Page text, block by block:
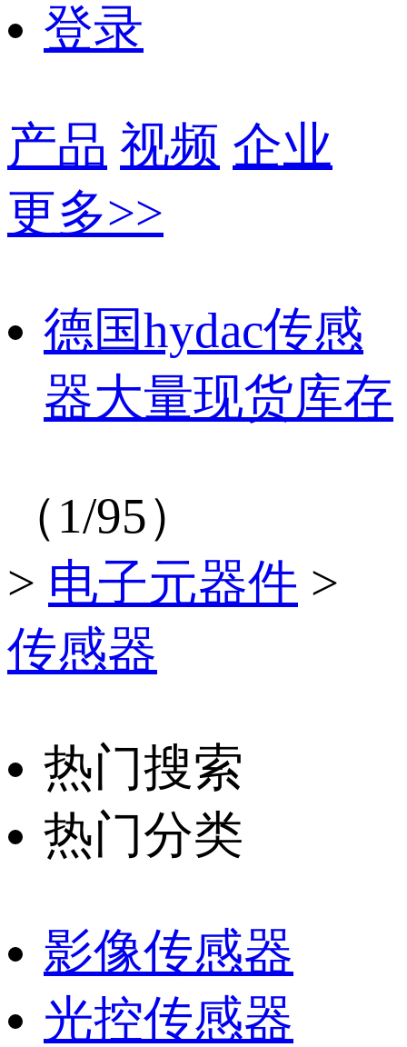
登录
产品 视频 企业
更多>>
德国hydac传感
器大量现货库存
（1/95）
> 电子元器件 >
传感器
热门搜索
热门分类
影像传感器
光控传感器